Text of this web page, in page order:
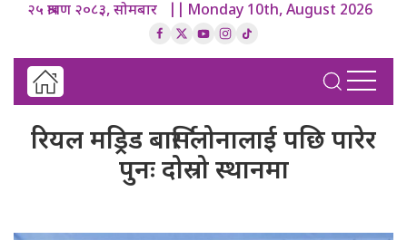
२५ श्रावण २०८३, सोमबार || Monday 10th, August 2026
रियल मड्रिड बार्सिलोनालाई पछि पारेर
पुनः दोस्रो स्थानमा